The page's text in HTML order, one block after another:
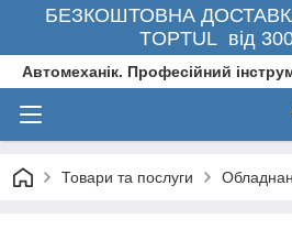
БЕЗКОШТОВНА
TOPTUL від
Автомеханік. Професійний
Товари та послуги